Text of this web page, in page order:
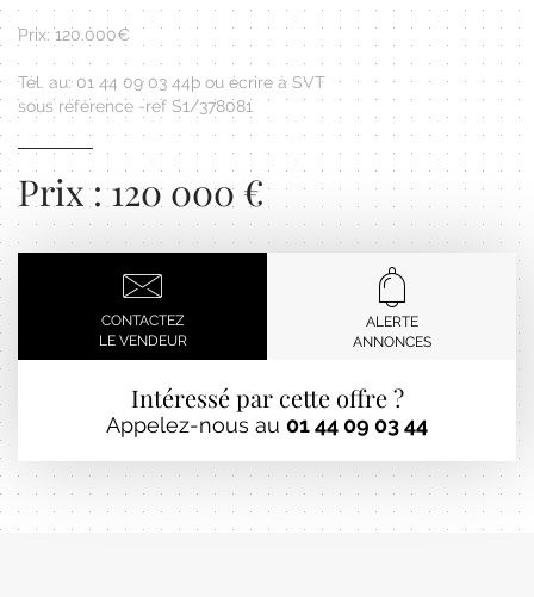
Prix: 120.000€
Tél. au: 01 44 09 03 44þ ou écrire à SVT
sous référence -ref S1/378081
Prix : 120 000 €
CONTACTEZ
LE VENDEUR
ALERTE
ANNONCES
Intéressé par cette offre ?
Appelez-nous au 01 44 09 03 44